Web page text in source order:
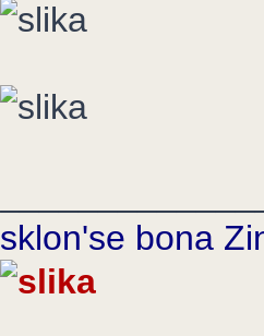
sklon'se bona